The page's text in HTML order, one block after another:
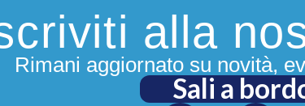
alla
Rimani aggiornato su novità,
Sali a